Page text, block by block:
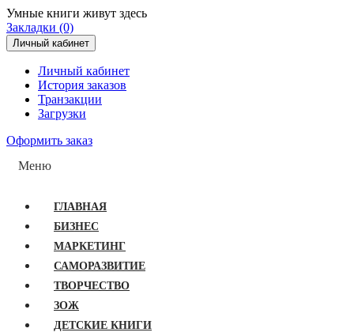
Умные книги живут здесь
Закладки (0)
Личный кабинет
Личный кабинет
История заказов
Транзакции
Загрузки
Оформить заказ
Меню
ГЛАВНАЯ
БИЗНЕС
МАРКЕТИНГ
САМОРАЗВИТИЕ
ТВОРЧЕСТВО
ЗОЖ
ДЕТСКИЕ КНИГИ